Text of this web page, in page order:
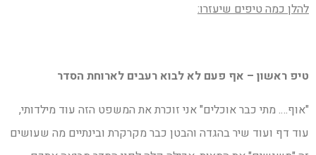
להלן כמה טיפים שיעזרו:
טיפ ראשון – אף פעם לא לבוא רעבים לארוחת הסדר
"אוף…. מתי כבר אוכלים" אני זוכרת את המשפט הזה עוד מילדותי,
עוד דף ועוד שיר בהגדה והבטן כבר מקרקרת ובינתיים מה שעושים